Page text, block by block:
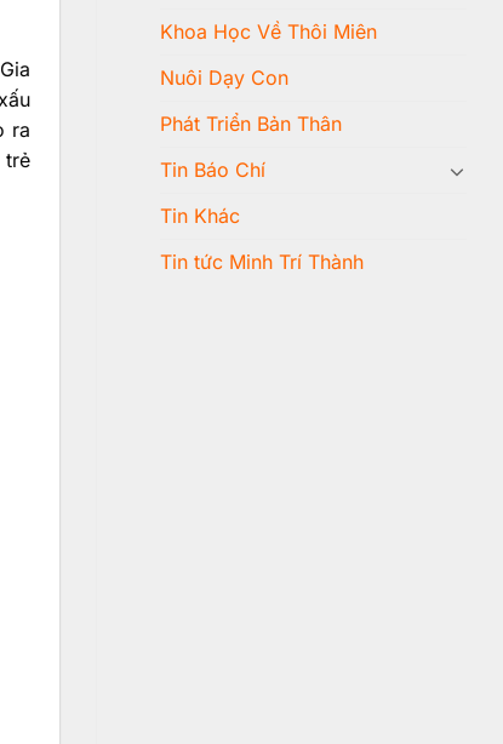
ra
trẻ
Khoa Học Về Thôi Miên
Nuôi Dạy Con
Phát Triển Bản Thân
Tin Báo Chí
Tin Khác
Tin tức Minh Trí Thành